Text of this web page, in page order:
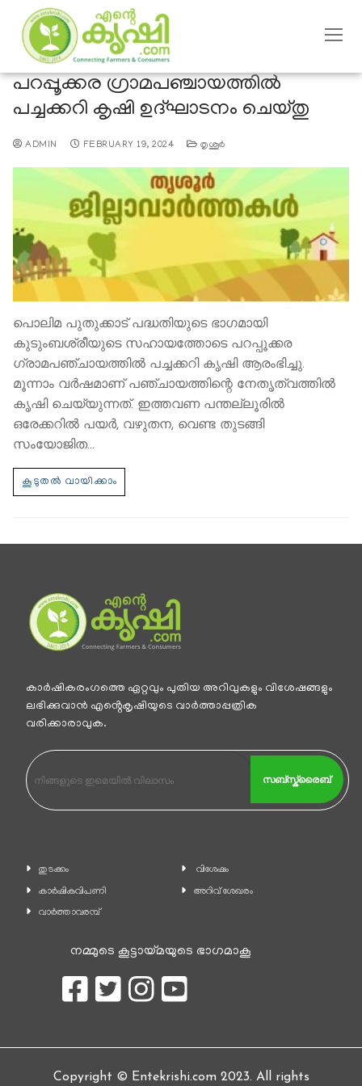
പറപ്പൂക്കര ഗ്രാമപഞ്ചായത്തിൽ
പച്ചക്കറി കൃഷി ഉദ്ഘാടനം ചെയ്തു
ADMIN FEBRUARY 19, 2024 തൃശൂര്‍
പൊലിമ പുതുക്കാട് പദ്ധതിയുടെ ഭാഗമായി
കുടുംബശ്രീയുടെ സഹായത്തോടെ പറപ്പൂക്കര
ഗ്രാമപഞ്ചായത്തിൽ പച്ചക്കറി കൃഷി ആരംഭിച്ചു.
മൂന്നാം വർഷമാണ് പഞ്ചായത്തിന്റെ നേതൃത്വത്തിൽ
കൃഷി ചെയ്യുന്നത്. ഇത്തവണ പന്തല്ലൂരിൽ
ഒരേക്കറിൽ പയർ, വഴുതന, വെണ്ട തുടങ്ങി
സംയോജിത…
കാര്‍ഷികരംഗത്തെ ഏറ്റവും പുതിയ അറിവുകളും വിശേഷങ്ങളും
ലഭിക്കുവാന്‍ എൻ്റെകൃഷിയുടെ വാര്‍ത്താപ്പത്രിക
വരിക്കാരാവുക.
സബ്സ്ക്രൈബ്
തുടക്കം
കാ‍ർഷികവിപണി
വാര്‍ത്താവരമ്പ്
വിശേഷം
അറിവ് ശേഖരം
നമ്മുടെ കൂട്ടായ്മയുടെ ഭാഗമാകൂ
Copyright © Entekrishi.com 2023. All rights